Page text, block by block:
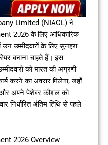
Limited (NIACL) ने
2026 के लिए आधिकारिक
उम्मीदवारों के लिए सुनहरा
बनाना चाहते हैं। इस
को भारत की अग्रणी
करने का अवसर मिलेगा, जहाँ
और अपने पेशेवर कौशल को
निर्धारित अंतिम तिथि से पहले
2026 Overview